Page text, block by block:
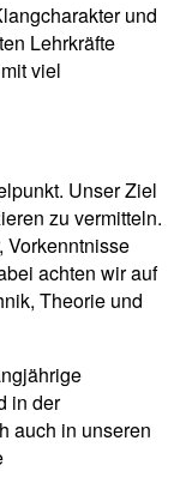
und
Lehrkräfte
viel
Unser Ziel
zu vermitteln.
Vorkenntnisse
achten wir auf
Theorie und
in der
auch in unseren